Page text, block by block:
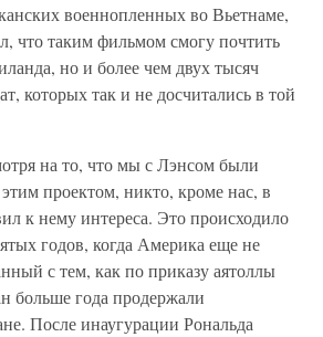
военнопленных во Вьетнаме,
что таким фильмом смогу почтить
но и более чем двух тысяч
которых так и не досчитались в той
на то, что мы с Лэнсом были
проектом, никто, кроме нас, в
к нему интереса. Это происходило
годов, когда Америка еще не
с тем, как по приказу аятоллы
больше года продержали
После инаугурации Рональда